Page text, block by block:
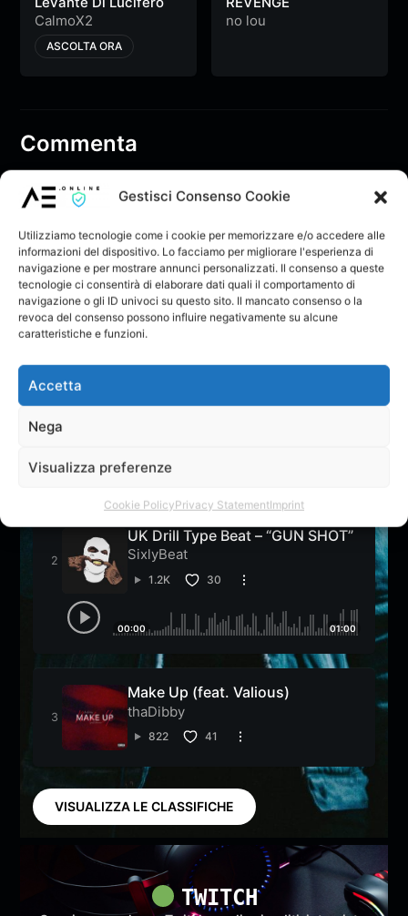
Gestisci Consenso Cookie
Utilizziamo tecnologie come i cookie per memorizzare e/o accedere alle
informazioni del dispositivo. Lo facciamo per migliorare l'esperienza di
navigazione e per mostrare annunci personalizzati. Il consenso a queste
tecnologie ci consentirà di elaborare dati quali il comportamento di
navigazione o gli ID univoci su questo sito. Il mancato consenso o la
revoca del consenso possono influire negativamente su alcune
caratteristiche e funzioni.
Accetta
Nega
Visualizza preferenze
Cookie PolicyPrivacy StatementImprint
CalmoX2
ASCOLTA ORA
no lou
Commenta
Devi essere loggato per pubblicare un
CLASSIFICA
classifiche di AE
1.5K
UK Drill Type Beat – “GUN SHOT”
SixlyBeat
1.2K 30
00:00 01:00
Make Up (feat. Valious)
thaDibby
822 41
VISUALIZZA LE CLASSIFICHE
TWITCH